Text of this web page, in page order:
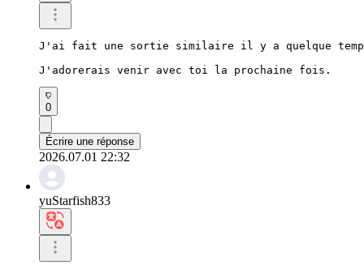
J'ai fait une sortie similaire il y a quelque
J'adorerais venir avec toi la prochaine fois.
0
Écrire une réponse
2026.07.01 22:32
yuStarfish833